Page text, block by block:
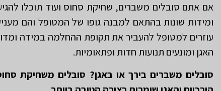
אם אתם סובלים משברים, שחיקת סחוס ועוד תוכלו להגיע
ומידות שונות בהתאם למבנה גופו של המטופל והם
עוזרים למטופל להעביר את תקופת ההחלמה במידה
האגן ומונעים תנועות חדות ופתאומיות.
סובלים משברים בירך או באגן? סובלים משחיקת